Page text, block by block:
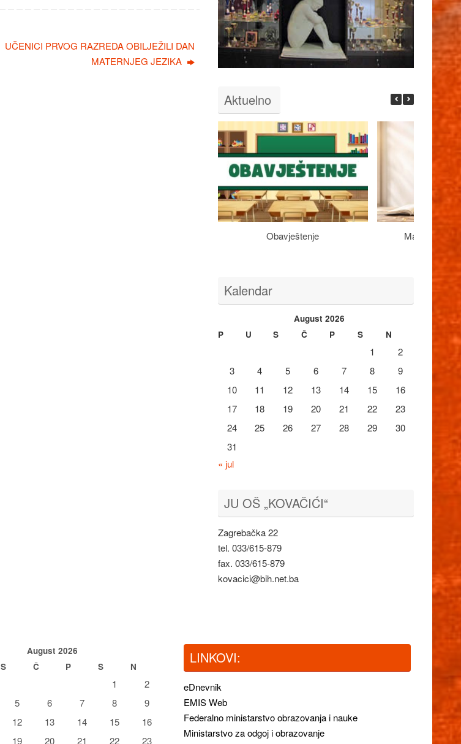
UČENICI PRVOG RAZREDA OBILJEŽILI DAN
MATERNJEG JEZIKA
Aktuelno
Obavještenje Maturantima
Kalendar
August 2026
P
U S Č P S N
1
2
3
4 5 6 7 8
9
10
11 12 13 14 15
16
17
18 19 20 21 22
23
24
25 26 27 28 29
30
31
« jul
JU OŠ „KOVAČIĆI“
Zagrebačka 22
tel. 033/615-879
fax. 033/615-879
kovacici@bih.net.ba
August 2026
S Č P S N
1
2
5 6 7 8
9
12 13 14 15
16
19 20 21 22 23
LINKOVI:
eDnevnik
EMIS Web
Federalno ministarstvo obrazovanja i nauke
Ministarstvo za odgoj i obrazovanje